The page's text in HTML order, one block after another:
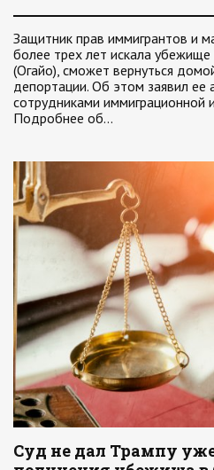
Защитник прав иммигрантов и
более трех лет искала
(Огайо), сможет вернуться
депортации. Об этом заявил ее
сотрудниками иммиграционной
Подробнее об…
Суд не дал Трампу